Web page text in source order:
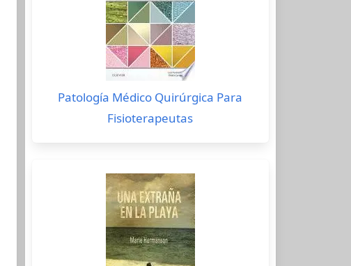
Patología Médico Quirúrgica Para
Fisioterapeutas